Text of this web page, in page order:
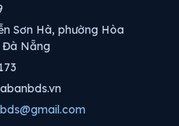
Sơn Hà, phường Hòa
Đà Nẵng